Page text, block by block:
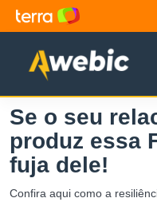
Se o seu
produz essa
fuja dele!
Confira aqui como a